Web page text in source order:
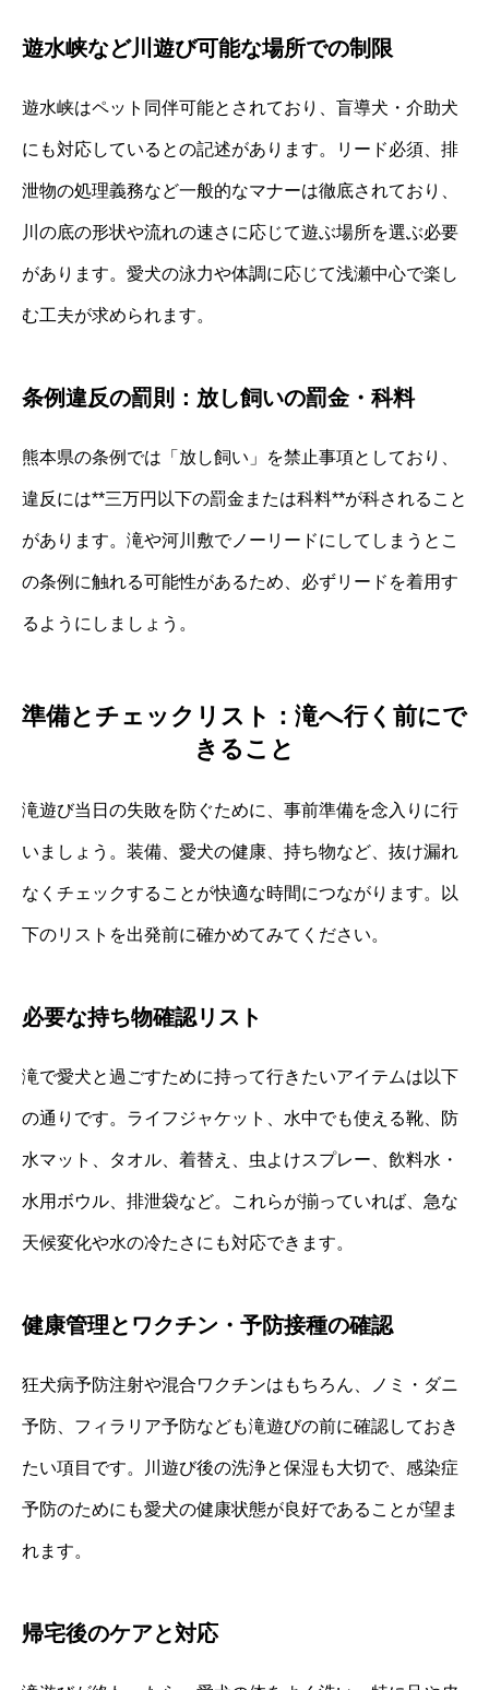
遊水峡など川遊び可能な場所での制限
遊水峡はペット同伴可能とされており、盲導犬・介助犬
にも対応しているとの記述があります。リード必須、排
泄物の処理義務など一般的なマナーは徹底されており、
川の底の形状や流れの速さに応じて遊ぶ場所を選ぶ必要
があります。愛犬の泳力や体調に応じて浅瀬中心で楽し
む工夫が求められます。
条例違反の罰則：放し飼いの罰金・科料
熊本県の条例では「放し飼い」を禁止事項としており、
違反には**三万円以下の罰金または科料**が科されること
があります。滝や河川敷でノーリードにしてしまうとこ
の条例に触れる可能性があるため、必ずリードを着用す
るようにしましょう。
準備とチェックリスト：滝へ行く前にで
きること
滝遊び当日の失敗を防ぐために、事前準備を念入りに行
いましょう。装備、愛犬の健康、持ち物など、抜け漏れ
なくチェックすることが快適な時間につながります。以
下のリストを出発前に確かめてみてください。
必要な持ち物確認リスト
滝で愛犬と過ごすために持って行きたいアイテムは以下
の通りです。ライフジャケット、水中でも使える靴、防
水マット、タオル、着替え、虫よけスプレー、飲料水・
水用ボウル、排泄袋など。これらが揃っていれば、急な
天候変化や水の冷たさにも対応できます。
健康管理とワクチン・予防接種の確認
狂犬病予防注射や混合ワクチンはもちろん、ノミ・ダニ
予防、フィラリア予防なども滝遊びの前に確認しておき
たい項目です。川遊び後の洗浄と保湿も大切で、感染症
予防のためにも愛犬の健康状態が良好であることが望ま
れます。
帰宅後のケアと対応